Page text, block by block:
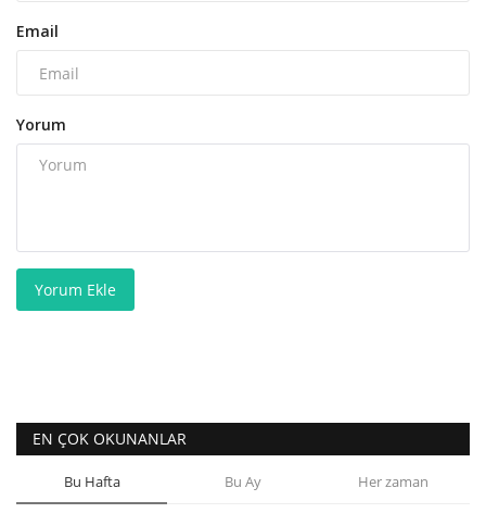
Email
Yorum
Yorum Ekle
EN ÇOK OKUNANLAR
Bu Hafta Bu Ay Her zaman